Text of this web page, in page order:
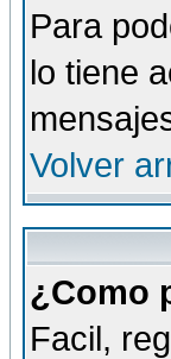
Para
lo tiene
Volver
¿Como
Facil,